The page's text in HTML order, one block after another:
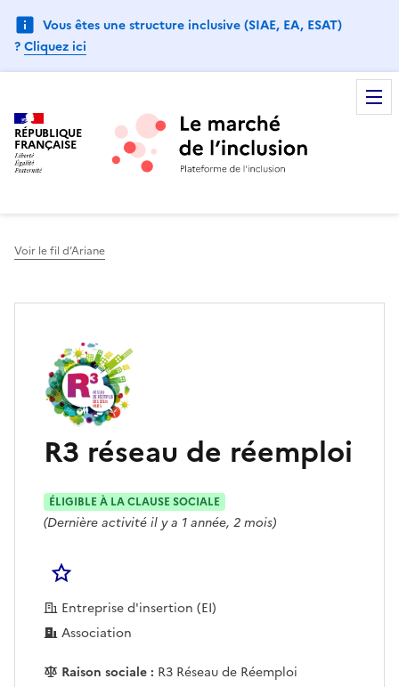
Vous êtes une structure inclusive (SIAE, EA, ESAT)
?Cliquez ici
RÉPUBLIQUE
FRANÇAISE
Voir le fil d’Ariane
R3 réseau de réemploi
ÉLIGIBLE À LA CLAUSE SOCIALE
(Dernière activité il y a 1 année, 2 mois)
Entreprise d'insertion (EI)
Association
Raison sociale : R3 Réseau de Réemploi